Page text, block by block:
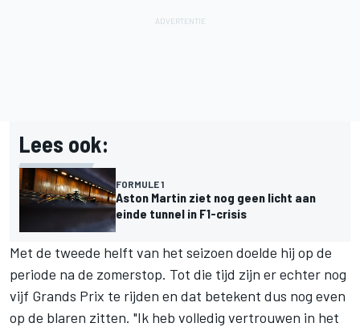
Lees ook:
FORMULE 1
Aston Martin ziet nog geen licht aan
einde tunnel in F1-crisis
Met de tweede helft van het seizoen doelde hij op de
periode na de zomerstop. Tot die tijd zijn er echter nog
vijf Grands Prix te rijden en dat betekent dus nog even
op de blaren zitten. "Ik heb volledig vertrouwen in het